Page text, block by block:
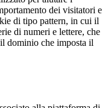
dei visitatori e
di tipo pattern, in cui il
di numeri e lettere, che
dominio che imposta il